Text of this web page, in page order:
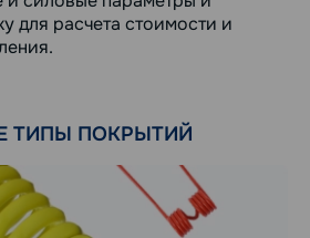
для расчета стоимости и
ТИПЫ ПОКРЫТИЙ